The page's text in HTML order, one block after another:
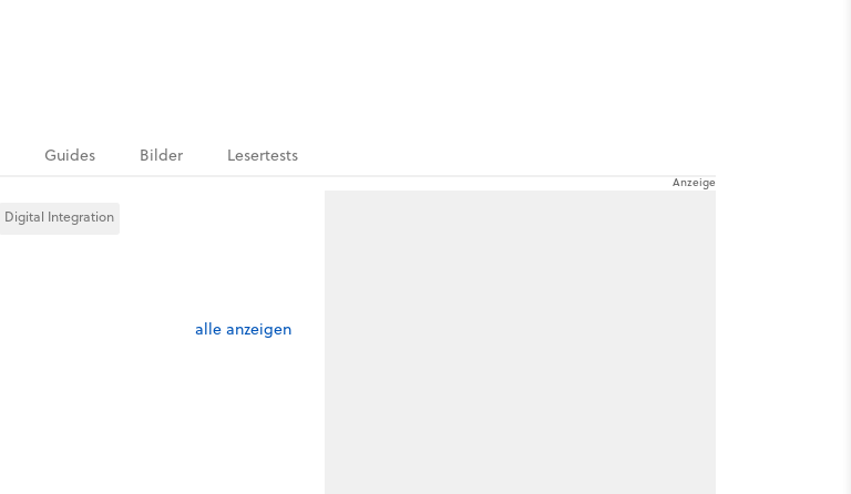
Guides Bilder Lesertests
Digital Integration
alle anzeigen